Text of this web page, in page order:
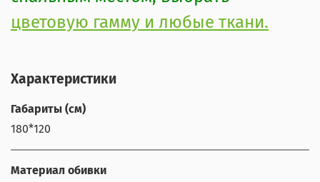
цветовую гамму и любые ткани.
Характеристики
Габариты (см)
180*120
Материал обивки